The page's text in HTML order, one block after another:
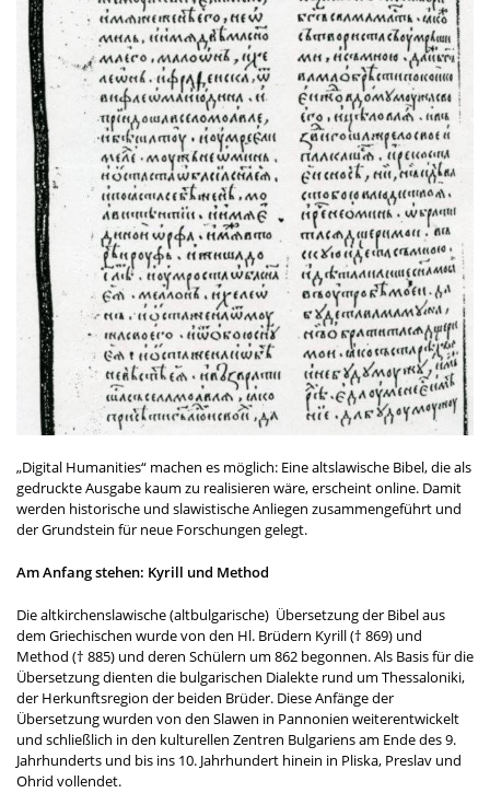
„Digital Humanities“ machen es möglich: Eine altslawische Bibel, die als
gedruckte Ausgabe kaum zu realisieren wäre, erscheint online. Damit
werden historische und slawistische Anliegen zusammengeführt und
der Grundstein für neue Forschungen gelegt.
Am Anfang stehen: Kyrill und Method
Die altkirchenslawische (altbulgarische) Übersetzung der Bibel aus
dem Griechischen wurde von den Hl. Brüdern Kyrill († 869) und
Method († 885) und deren Schülern um 862 begonnen. Als Basis für die
Übersetzung dienten die bulgarischen Dialekte rund um Thessaloniki,
der Herkunftsregion der beiden Brüder. Diese Anfänge der
Übersetzung wurden von den Slawen in Pannonien weiterentwickelt
und schließlich in den kulturellen Zentren Bulgariens am Ende des 9.
Jahrhunderts und bis ins 10. Jahrhundert hinein in Pliska, Preslav und
Ohrid vollendet.